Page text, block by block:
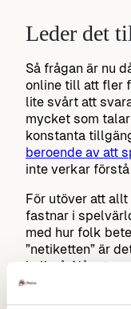
Leder det
Så frågan är nu
online till att fler
lite svårt att
mycket som
konstanta
beroende av att
inte verkar
För utöver att
fastnar i
med hur folk
”netiketten” är
koll på. Något
boxes inte är det